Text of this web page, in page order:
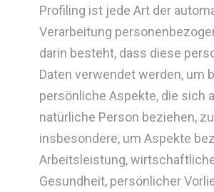
Profiling ist jede Art der
Verarbeitung
darin besteht, dass diese
Daten verwendet werden, um
persönliche Aspekte, die sich
natürliche Person beziehen,
insbesondere, um Aspekte
Arbeitsleistung,
Gesundheit, persönlicher